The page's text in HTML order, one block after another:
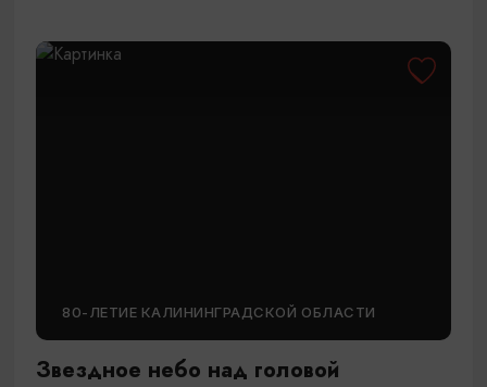
80-ЛЕТИЕ КАЛИНИНГРАДСКОЙ ОБЛАСТИ
Звездное небо над головой